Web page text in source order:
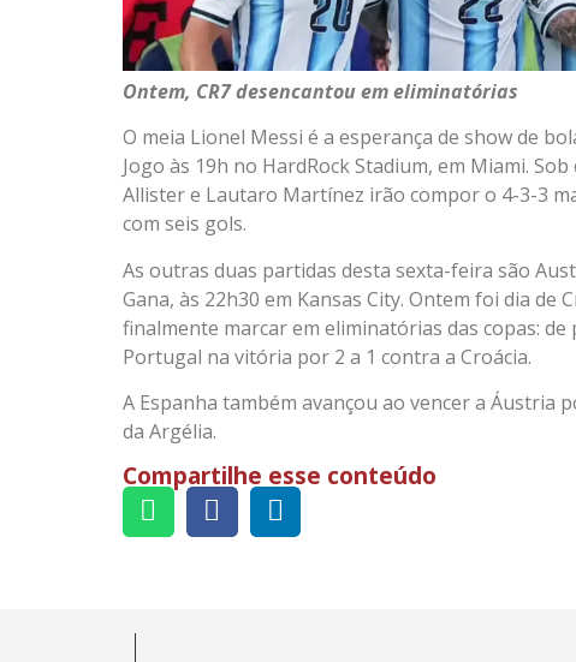
Ontem, CR7 desencantou em eliminatórias
O meia Lionel Messi é a esperança de show de
Jogo às 19h no HardRock Stadium, em Miami.
Allister e Lautaro Martínez irão compor o 4-3-3
com seis gols.
As outras duas partidas desta sexta-feira são
Gana, às 22h30 em Kansas City. Ontem foi dia
finalmente marcar em eliminatórias das copas:
Portugal na vitória por 2 a 1 contra a Croácia.
A Espanha também avançou ao vencer a Áustria
da Argélia.
Compartilhe esse conteúdo